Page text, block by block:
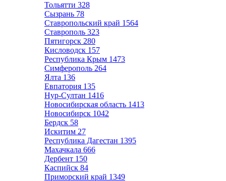
Тольятти 328
Сызрань 78
Ставропольский край 1564
Ставрополь 323
Пятигорск 280
Кисловодск 157
Республика Крым 1473
Симферополь 264
Ялта 136
Евпатория 135
Нур-Султан 1416
Новосибирская область 1413
Новосибирск 1042
Бердск 58
Искитим 27
Республика Дагестан 1395
Махачкала 666
Дербент 150
Каспийск 84
Приморский край 1349